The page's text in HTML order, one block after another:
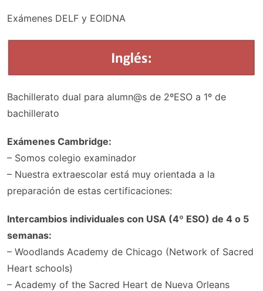
Exámenes DELF y EOIDNA
Bachillerato dual para alumn@s de 2ºESO a 1º de
bachillerato
Exámenes Cambridge:
– Somos colegio examinador
– Nuestra extraescolar está muy orientada a la
preparación de estas certificaciones:
Intercambios individuales con USA (4º ESO) de 4 o 5
semanas:
– Woodlands Academy de Chicago (Network of Sacred
Heart schools)
– Academy of the Sacred Heart de Nueva Orleans